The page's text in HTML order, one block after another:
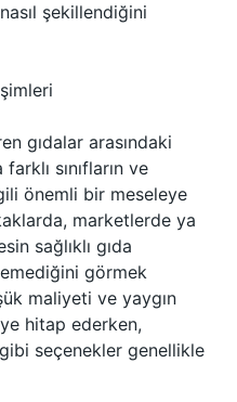
şekillendiğini
gıdalar arasındaki
sınıfların ve
önemli bir meseleye
marketlerde ya
sağlıklı gıda
görmek
maliyeti ve yaygın
hitap ederken,
seçenekler genellikle